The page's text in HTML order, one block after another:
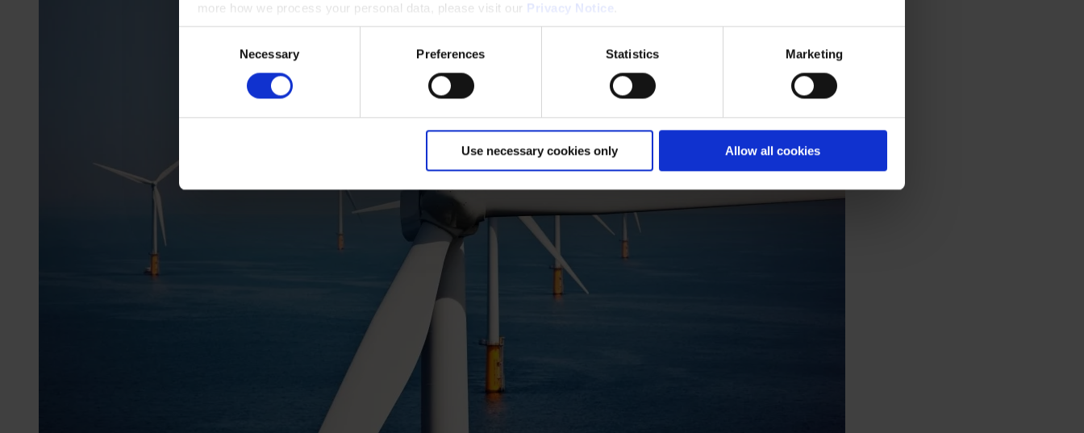
more how we process your personal data, please visit our Privacy Notice
Necessary Preferences Statistics Marketing
Use necessary cookies only Allow all cookies